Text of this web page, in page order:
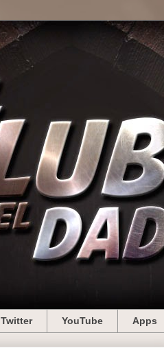
Twitter YouTube Apps